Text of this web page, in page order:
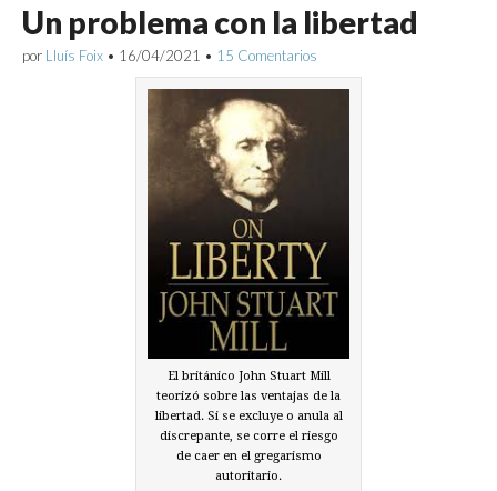
Un problema con la libertad
por Lluís Foix • 16/04/2021 • 15 Comentarios
El británico John Stuart Mill
teorizó sobre las ventajas de la
libertad. Si se excluye o anula al
discrepante, se corre el riesgo
de caer en el gregarismo
autoritario.